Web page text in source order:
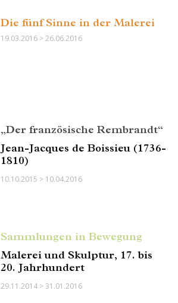
Die fünf Sinne in der Malerei
19.03.2016 > 26.06.2016
„Der französische Rembrandt“
Jean-Jacques de Boissieu (1736-
1810)
10.10.2015 > 10.04.2016
Sammlungen in Bewegung
Malerei und Skulptur, 17. bis
20. Jahrhundert
29.11.2014 > 31.01.2016